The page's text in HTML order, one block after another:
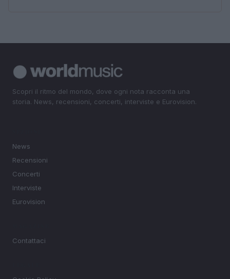
Scopri il ritmo del mondo, dove ogni nota racconta una
storia. News, recensioni, concerti, interviste e Eurovision.
News
Recensioni
Concerti
Interviste
Eurovision
Contattaci